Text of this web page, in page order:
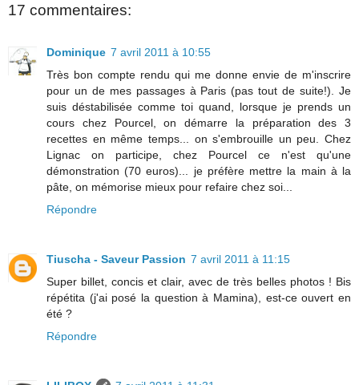
17 commentaires:
Dominique 7 avril 2011 à 10:55
Très bon compte rendu qui me donne envie de m'inscrire
pour un de mes passages à Paris (pas tout de suite!). Je
suis déstabilisée comme toi quand, lorsque je prends un
cours chez Pourcel, on démarre la préparation des 3
recettes en même temps... on s'embrouille un peu. Chez
Lignac on participe, chez Pourcel ce n'est qu'une
démonstration (70 euros)... je préfère mettre la main à la
pâte, on mémorise mieux pour refaire chez soi...
Répondre
Tiuscha - Saveur Passion 7 avril 2011 à 11:15
Super billet, concis et clair, avec de très belles photos ! Bis
répétita (j'ai posé la question à Mamina), est-ce ouvert en
été ?
Répondre